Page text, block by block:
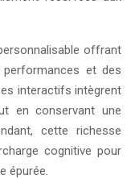
offrant
performances et des
interactifs intègrent
en conservant une
cette richesse
cognitive pour
épurée.